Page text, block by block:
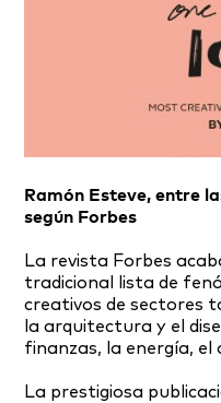
Ramón Esteve, entre
según Forbes
La revista Forbes
tradicional lista de
creativos de sectores
la arquitectura y el
finanzas, la energía, el
La prestigiosa